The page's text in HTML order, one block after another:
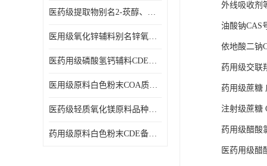
医药级提取物别名2-莰醇、龙脑1kg/袋
医用级氧化锌辅料别名锌氧粉CDE备案cas1314-13-2
医药用级磷酸氢钙辅料CDE备案CAS7757-93-9
医用级原料白色粉末COA质检同行CAS113-92-8
医药级轻质氧化镁原料品种多 有 质量好GMP认证 CDE备案
药用级原料白色粉末CDE备案cas56-75-7
外线吸收剂
油酸钠CAS
依地酸二钠
药用级交联
药用级蔗糖
注射级蔗糖
药用级醋酸
医药用级醋